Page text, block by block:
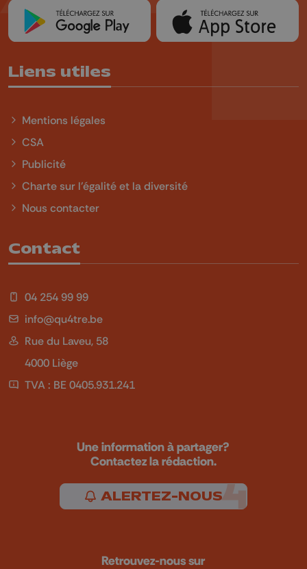
Liens utiles
Mentions légales
CSA
Publicité
Charte sur l'égalité et la diversité
Nous contacter
Contact
04 254 99 99
info@qu4tre.be
Rue du Laveu, 58
4000 Liège
TVA : BE 0405.931.241
Une information à partager?
Contactez la rédaction.
ALERTEZ-NOUS
Retrouvez-nous sur